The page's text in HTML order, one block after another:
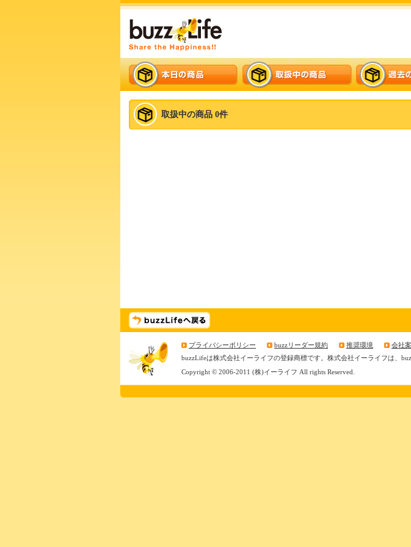
取扱中の商品 0件
プライバシーポリシー buzzリーダー規約 推奨環境 会社
buzzLifeは株式会社イーライフの登録商標です。株式会社イーライフは、
Copyright © 2006-2011 (株)イーライフ All rights Reserved.